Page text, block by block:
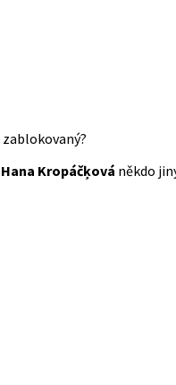
zablokovaný?
Hana Kropáčķová někdo